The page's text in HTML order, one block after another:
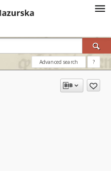
Advanced search ?